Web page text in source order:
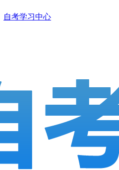
自考学习中心